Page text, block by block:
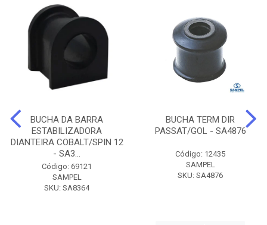
BUCHA DA BARRA
ESTABILIZADORA
DIANTEIRA COBALT/SPIN 12
- SA3...
Código: 69121
SAMPEL
SKU: SA8364
BUCHA TERM DIR
PASSAT/GOL - SA4876
Código: 12435
SAMPEL
SKU: SA4876